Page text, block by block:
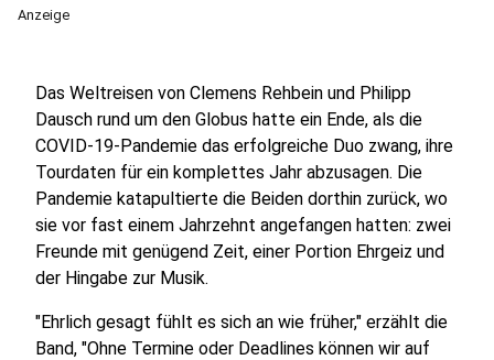
Anzeige
Das Weltreisen von Clemens Rehbein und Philipp
Dausch rund um den Globus hatte ein Ende, als die
COVID-19-Pandemie das erfolgreiche Duo zwang, ihre
Tourdaten für ein komplettes Jahr abzusagen. Die
Pandemie katapultierte die Beiden dorthin zurück, wo
sie vor fast einem Jahrzehnt angefangen hatten: zwei
Freunde mit genügend Zeit, einer Portion Ehrgeiz und
der Hingabe zur Musik.
"Ehrlich gesagt fühlt es sich an wie früher," erzählt die
Band, "Ohne Termine oder Deadlines können wir auf